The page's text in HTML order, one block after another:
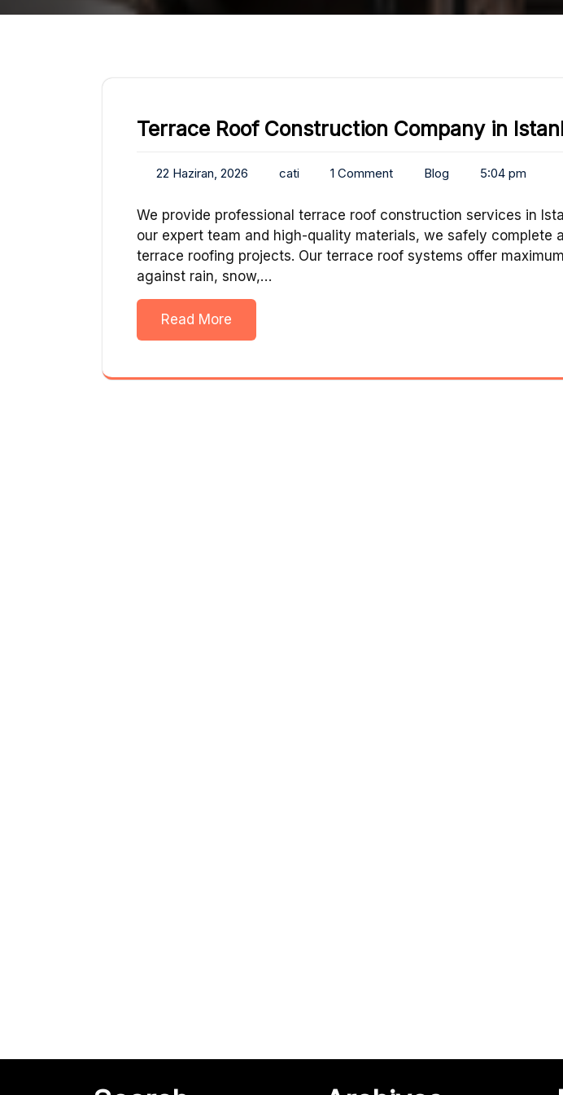
Terrace Roof Construction Company in
22 Haziran, 2026 cati 1 Comment Blog 5:04 pm
We provide professional terrace roof construction services in
our expert team and high-quality materials, we safely complete
terrace roofing projects. Our terrace roof systems offer
against rain, snow,…
Read More